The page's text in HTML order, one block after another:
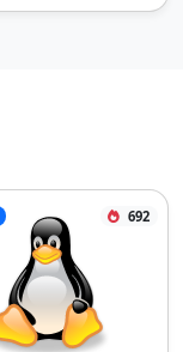
692